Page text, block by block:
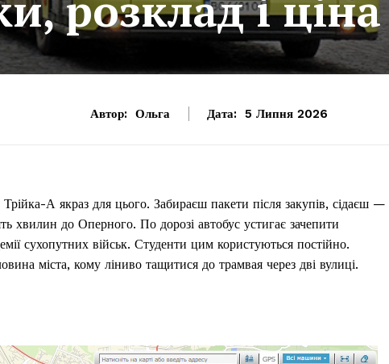
Автор: Ольга Дата: 5 Липня 2026
А якраз для цього. Забираєш пакети після закупів, сідаєш —
хвилин до Оперного. По дорозі автобус устигає зачепити
сухопутних військ. Студенти цим користуються постійно.
міста, кому ліниво тащитися до трамвая через дві вулиці.